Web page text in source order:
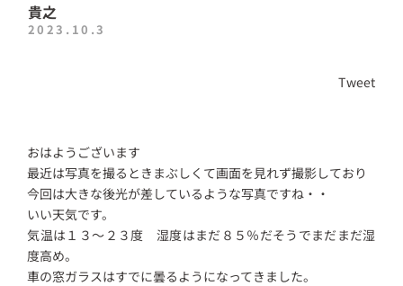
貴之
2023.10.3
Tweet
おはようございます
最近は写真を撮るときまぶしくて画面を見れず撮影しており
今回は大きな後光が差しているような写真ですね・・
いい天気です。
気温は１３～２３度 湿度はまだ８５％だそうでまだまだ湿
度高め。
車の窓ガラスはすでに曇るようになってきました。